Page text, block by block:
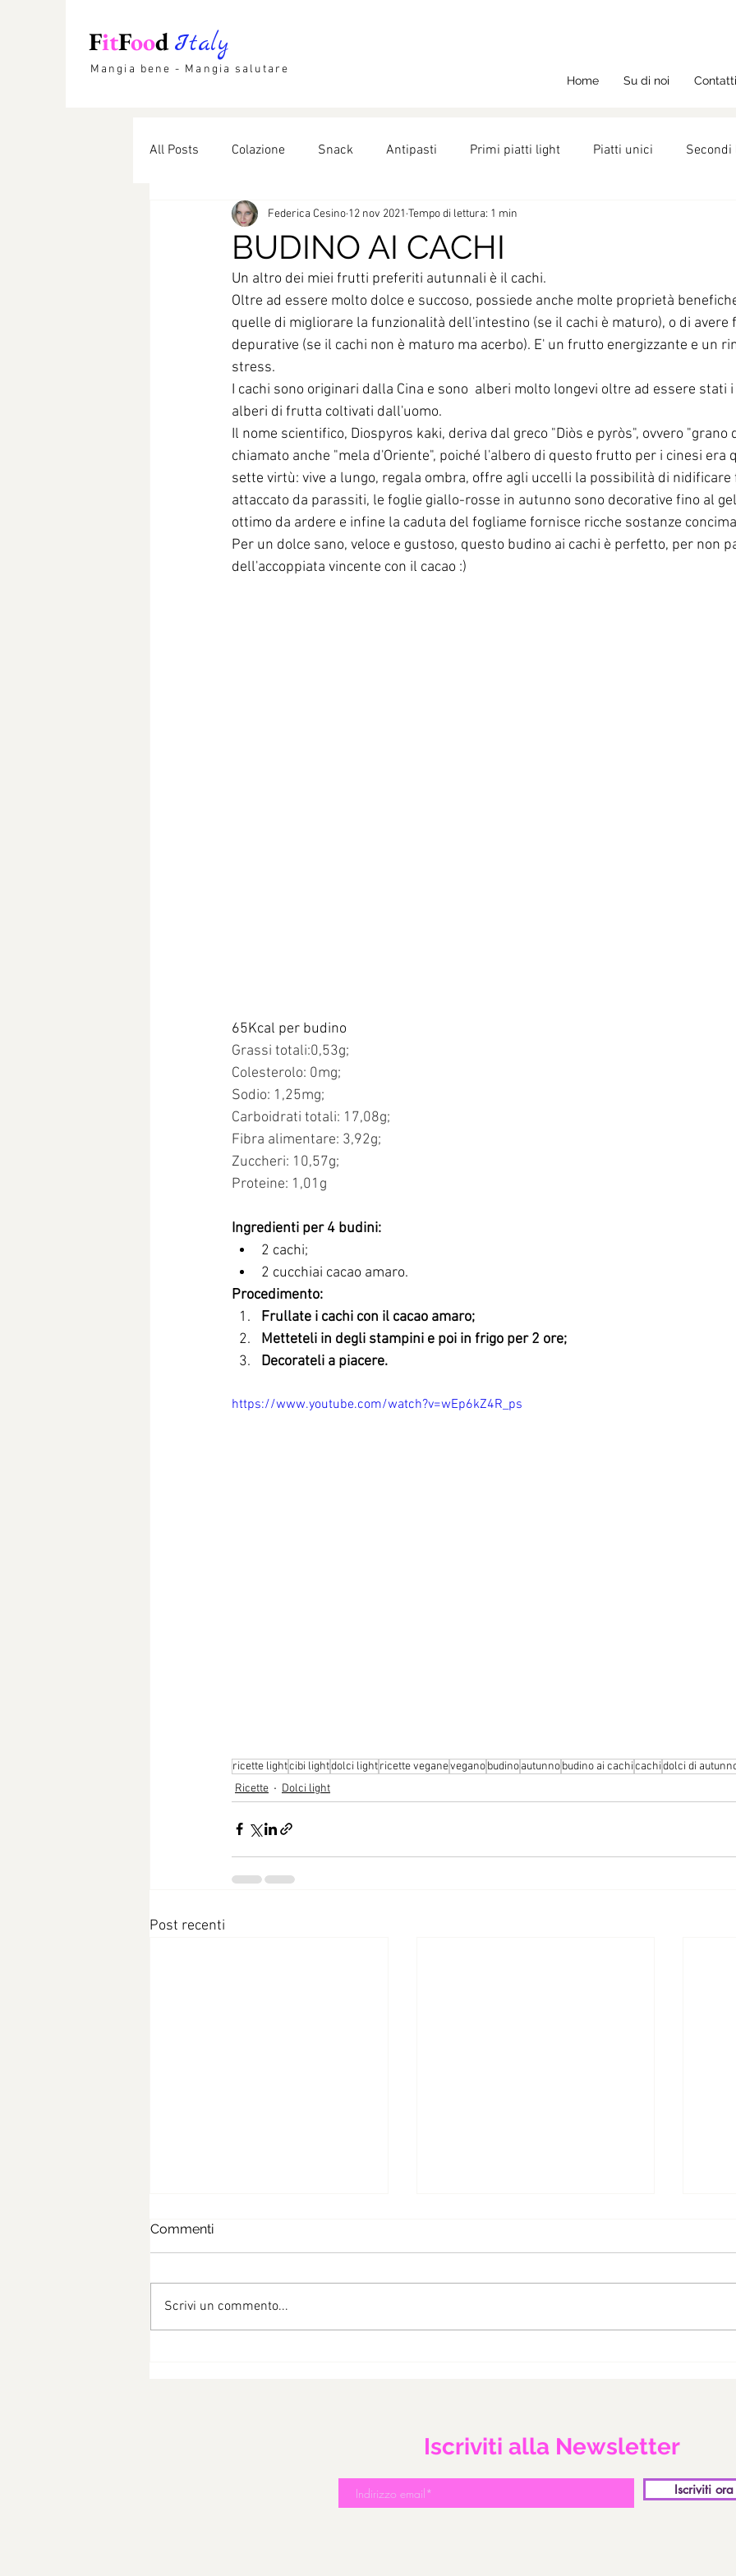
FitFoodItaly
Mangia bene - Mangia salutare
Home Su di noi Contatti
All Posts Colazione Snack Antipasti Primi piatti light Piatti unici Secondi
Lievitati Dolci light Ricette Nutrizione
BUDINO AI CACHI
Federica Cesino 12 nov 2021 Tempo di lettura: 1 min
Un altro dei miei frutti preferiti autunnali è il cachi.
Oltre ad essere molto dolce e succoso, possiede anche molte proprietà
quelle di migliorare la funzionalità dell'intestino (se il cachi è maturo), o di avere
depurative (se il cachi non è maturo ma acerbo). E' un frutto energizzante e un
stress.
I cachi sono originari dalla Cina e sono  alberi molto longevi oltre ad essere stati
alberi di frutta coltivati dall'uomo.
Il nome scientifico, Diospyros kaki, deriva dal greco "Diòs e pyròs", ovvero "grano
chiamato anche "mela d'Oriente", poiché l'albero di questo frutto per i cinesi era
sette virtù: vive a lungo, regala ombra, offre agli uccelli la possibilità di nidificare
attaccato da parassiti, le foglie giallo-rosse in autunno sono decorative fino al
ottimo da ardere e infine la caduta del fogliame fornisce ricche sostanze
Per un dolce sano, veloce e gustoso, questo budino ai cachi è perfetto, per non
dell'accoppiata vincente con il cacao :)
65Kcal per budino
Grassi totali:0,53g;
Colesterolo: 0mg;
Sodio: 1,25mg;
Carboidrati totali: 17,08g;
Fibra alimentare: 3,92g;
Zuccheri: 10,57g;
Proteine: 1,01g
Ingredienti per 4 budini:
2 cachi;
2 cucchiai cacao amaro.
Procedimento:
Frullate i cachi con il cacao amaro;
Metteteli in degli stampini e poi in frigo per 2 ore;
Decorateli a piacere.
https://www.youtube.com/watch?v=wEp6kZ4R_ps
ricette lightcibi lightdolci lightricette veganeveganobudinoautunnobudino ai cachicachidolci di
Ricette
Dolci light
Post recenti
Commenti
Scrivi un commento...
Iscriviti alla Newsletter
Iscriviti ora